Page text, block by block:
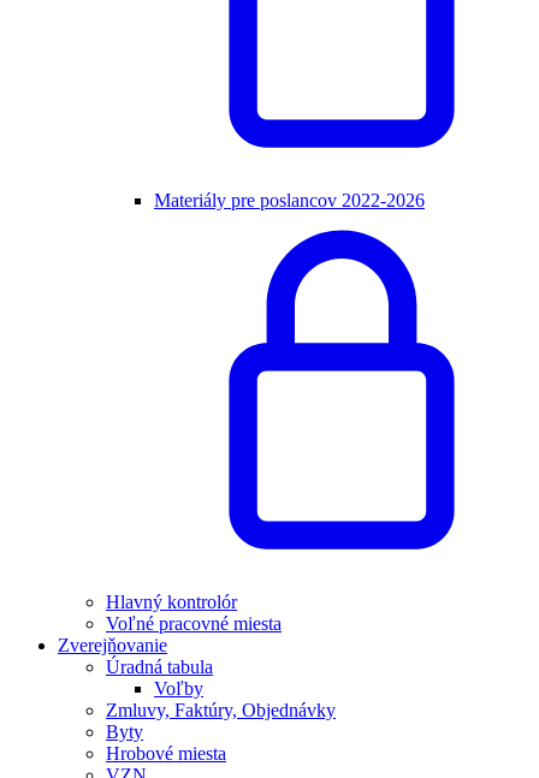
Materiály pre poslancov 2022-2026
Hlavný kontrolór
Voľné pracovné miesta
Zverejňovanie
Úradná tabula
Voľby
Zmluvy, Faktúry, Objednávky
Byty
Hrobové miesta